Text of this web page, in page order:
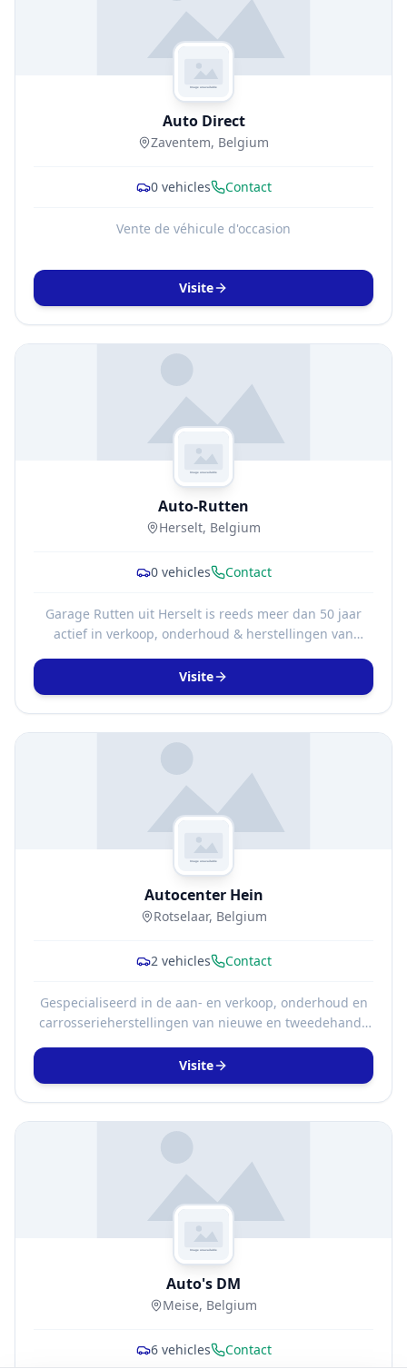
Auto Direct
Zaventem, Belgium
0 vehicles Contact
Vente de véhicule d'occasion
Visite
Auto-Rutten
Herselt, Belgium
0 vehicles Contact
​Garage Rutten uit Herselt is reeds meer dan 50 jaar
actief in verkoop, onderhoud & herstellingen van
familiebedrijf waar u in vertrouwen terecht kan voor de
aanschaf en service van uw Mercedes. Met een
persoonlijke aanpak en technische vaardigheid maken
we nog steeds het verschil, zodat u elke kilometer
Visite
Autocenter Hein
Rotselaar, Belgium
2 vehicles Contact
Gespecialiseerd in de aan- en verkoop, onderhoud en
carrosserieherstellingen van nieuwe en tweedehands
garantie, gratis vervangwagen en pechverhelping in
België.
Visite
Auto's DM
Meise, Belgium
6 vehicles Contact